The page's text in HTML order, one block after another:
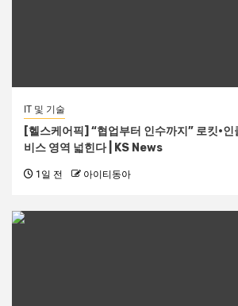
IT 및 기술
[헬스케어픽] “협업부터 인수까지” 로킷·인
비스 영역 넓힌다 | KS News
1일 전 아이티동아